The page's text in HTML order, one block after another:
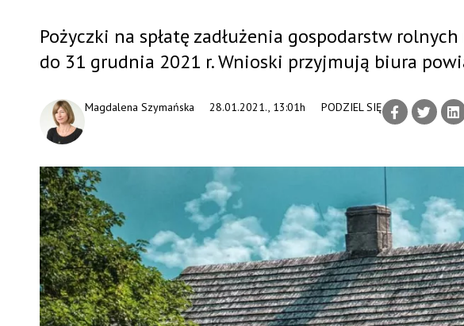
28.01.2021., 13:01h
Magdalena Szymańska PODZIEL SIĘ
Pożyczki na spłatę zadłużenia gospodarstw
do 31 grudnia 2021 r. Wnioski przyjmują biura